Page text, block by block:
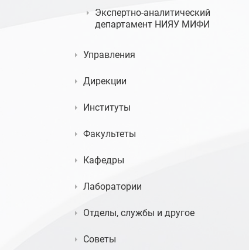
Экспертно-аналитический
департамент НИЯУ МИФИ
Управления
Дирекции
Институты
Факультеты
Кафедры
Лаборатории
Отделы, службы и другое
Советы